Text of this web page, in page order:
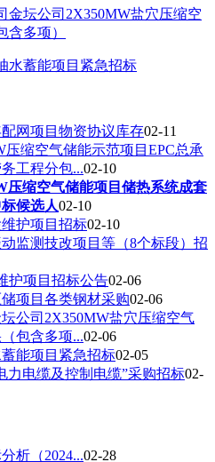
金坛公司2X350MW盐穴压缩空
多项）
水蓄能项目紧急招标
网项目物资协议库存02-11
压缩空气储能示范项目EPC总承
工程分包...02-10
压缩空气储能项目储热系统成套
候选人02-10
护项目招标02-10
监测技改项目等（8个标段）招
护项目招标公告02-06
项目各类钢材采购02-06
公司2X350MW盐穴压缩空气
包含多项...02-06
能项目紧急招标02-05
力电缆及控制电缆”采购招标02-
析（2024...02-28